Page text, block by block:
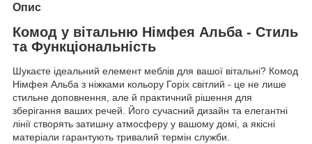
Опис
Комод у вітальню Німфея Альба - Стиль
та Функціональність
Шукаєте ідеальний елемент меблів для вашої вітальні? Комод
Німфея Альба з ніжками кольору Горіх світлий - це не лише
стильне доповнення, але й практичний рішення для
зберігання ваших речей. Його сучасний дизайн та елегантні
лінії створять затишну атмосферу у вашому домі, а якісні
матеріали гарантують тривалий термін служби.